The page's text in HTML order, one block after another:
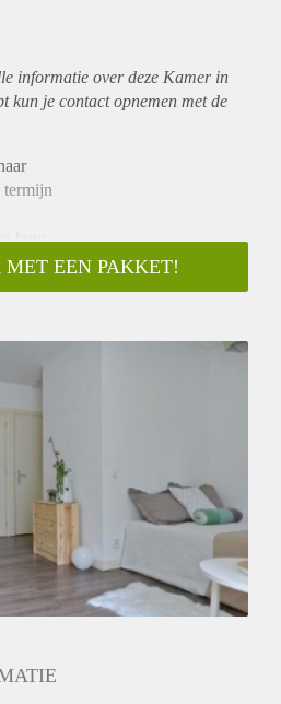
informatie over deze Kamer in
kun je contact opnemen met de
termijn
huur
Ja
MET EEN PAKKET!